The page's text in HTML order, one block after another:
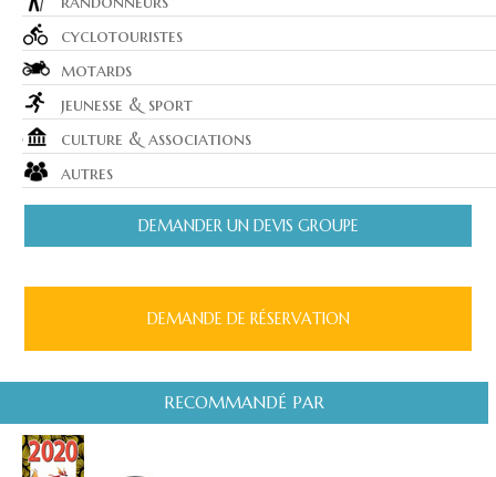
cyclotouristes
motards
jeunesse & sport
culture & associations
autres
DEMANDER UN DEVIS GROUPE
DEMANDE DE RÉSERVATION
RECOMMANDÉ PAR